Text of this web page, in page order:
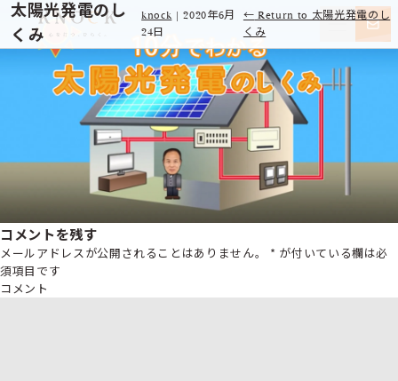
太陽光発電のし
くみ
knock |2020年6月
24日
← Return to 太陽光発電のし
くみ
コメントを残す
メールアドレスが公開されることはありません。 * が付いている欄は必
須項目です
コメント